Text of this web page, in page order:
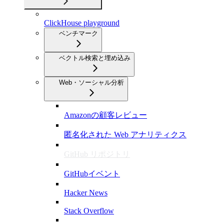
ClickHouse playground
ベンチマーク
ベクトル検索と埋め込み
Web・ソーシャル分析
Amazonの顧客レビュー
匿名化された Web アナリティクス
GitHub リポジトリ
GitHubイベント
Hacker News
Stack Overflow